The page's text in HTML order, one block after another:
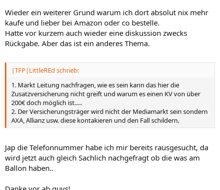
Wieder ein weiterer Grund warum ich dort absolut nix mehr
kaufe und lieber bei Amazon oder co bestelle.
Hatte vor kurzem auch wieder eine diskussion zwecks
Rückgabe. Aber das ist ein anderes Thema.
|TFP|LittleREd schrieb:
1. Markt Leitung nachfragen, wie es sein kann das hier die
Zusatzversicherung nicht greift und warum es einen KV von über
200€ doch möglich ist.....
2. Der Versicherungsträger wird nicht der Mediamarkt sein sondern
AXA, Allianz usw. diese kontakieren und den Fall schildern.
Jap die Telefonnummer habe ich mir bereits rausgesucht, da
wird jetzt auch gleich Sachlich nachgefragt ob die was am
Ballon haben..